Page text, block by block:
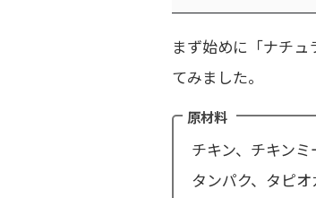
まず始めに「ナチ
てみました。
原材料
チキン、チキン
タンパク、タピ